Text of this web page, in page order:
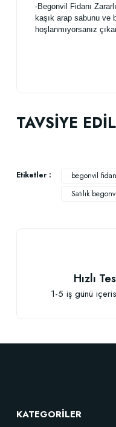
-Begonvil Fidanı
kaşık arap sabunu ve
hoşlanmıyorsanız
Ürün bilgilerinde
Ürün fiyatı diğer
TAVSİYE
Etiketler : begonvil
Satılık
Hızlı
1-5 iş günü
KATEGORİLER